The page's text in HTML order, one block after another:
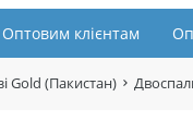
Оптовим клієнтам
Gold (Пакистан)